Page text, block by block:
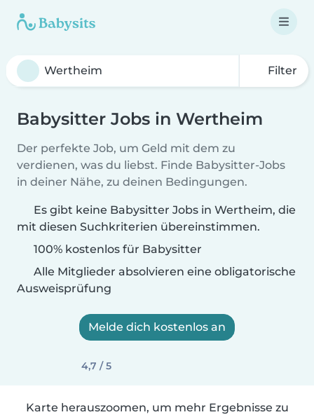
Filter
Babysitter Jobs in Wertheim
Der perfekte Job, um Geld mit dem zu
verdienen, was du liebst. Finde Babysitter-Jobs
in deiner Nähe, zu deinen Bedingungen.
Es gibt keine Babysitter Jobs in Wertheim, die
mit diesen Suchkriterien übereinstimmen.
100% kostenlos für Babysitter
Alle Mitglieder absolvieren eine obligatorische
Ausweisprüfung
Melde dich kostenlos an
4,7 / 5
Karte herauszoomen, um mehr Ergebnisse zu